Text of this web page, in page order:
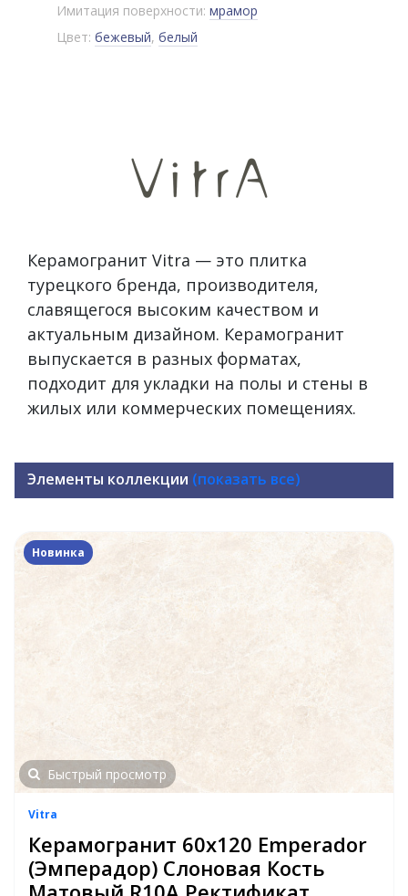
Имитация поверхности: мрамор
Цвет: бежевый, белый
Керамогранит Vitra — это плитка
турецкого бренда, производителя,
славящегося высоким качеством и
актуальным дизайном. Керамогранит
выпускается в разных форматах,
подходит для укладки на полы и стены в
жилых или коммерческих помещениях.
Элементы коллекции (показать все)
Новинка
Быстрый просмотр
Vitra
Керамогранит 60x120 Emperador
(Эмперадор) Слоновая Кость